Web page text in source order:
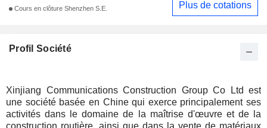
Profil Société
Xinjiang Communications Construction Group Co Ltd est
une société basée en Chine qui exerce principalement ses
activités dans le domaine de la maîtrise d'œuvre et de la
construction routière, ainsi que dans la vente de matériaux
Cours en clôture Shenzhen S.E. Plus de cotations